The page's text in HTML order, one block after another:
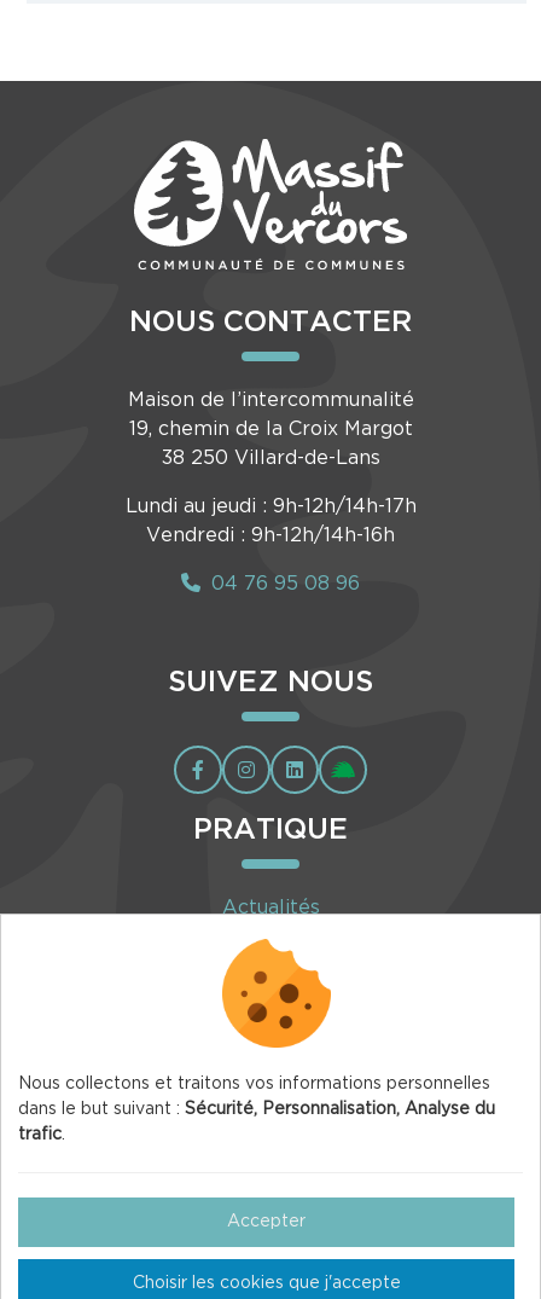
NOUS CONTACTER
Maison de l’intercommunalité
19, chemin de la Croix Margot
38 250 Villard-de-Lans
Lundi au jeudi : 9h-12h/14h-17h
Vendredi : 9h-12h/14h-16h
04 76 95 08 96
SUIVEZ NOUS
PRATIQUE
Actualités
Agenda
Inscription à la newsletter
Gestion des Cookies
Crédits
Nous collectons et traitons vos informations personnelles
dans le but suivant : Sécurité, Personnalisation, Analyse du
trafic.
Accepter
Choisir les cookies que j'accepte